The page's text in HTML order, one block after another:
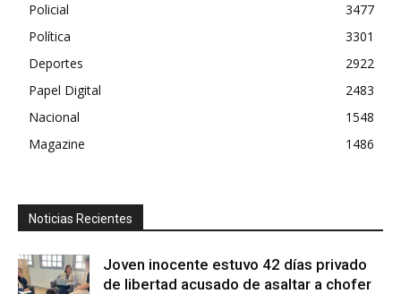
Policial
3477
Política
3301
Deportes
2922
Papel Digital
2483
Nacional
1548
Magazine
1486
Noticias Recientes
Joven inocente estuvo 42 días privado
de libertad acusado de asaltar a chofer